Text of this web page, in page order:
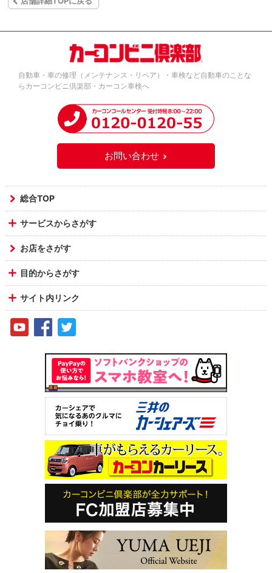
自動車・車の修理（メンテナンス・リペア）・車検など自動車のことな
らカーコンビニ倶楽部・カーコン車検へ
お問い合わせ
総合TOP
サービスからさがす
お店をさがす
目的からさがす
サイト内リンク